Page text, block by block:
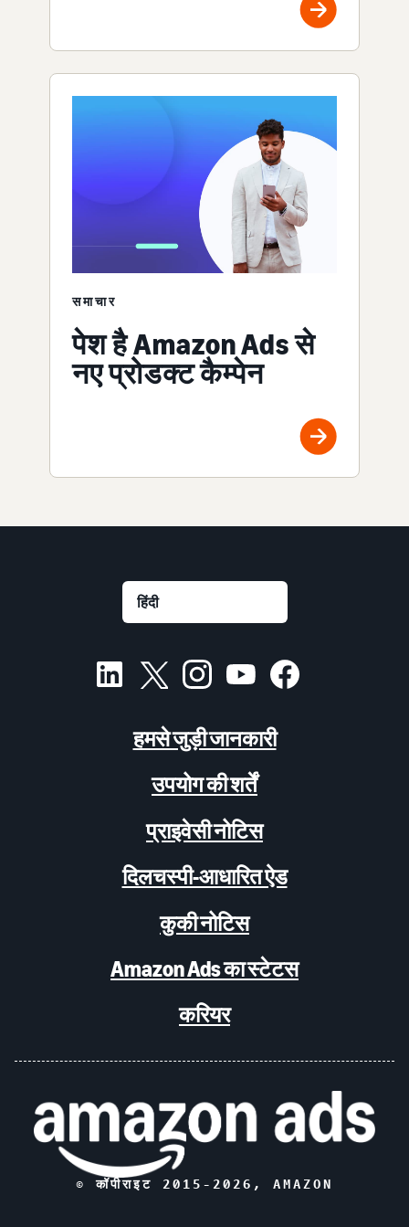
समाचार
पेश है Amazon Ads से
नए प्रोडक्ट कैम्पेन
हमसे जुड़ी जानकारी
उपयोग की शर्तें
प्राइवेसी नोटिस
दिलचस्पी-आधारित ऐड
कुकी नोटिस
Amazon Ads का स्टेटस
करियर
© कॉपीराइट 2015- 2026 , AMAZON